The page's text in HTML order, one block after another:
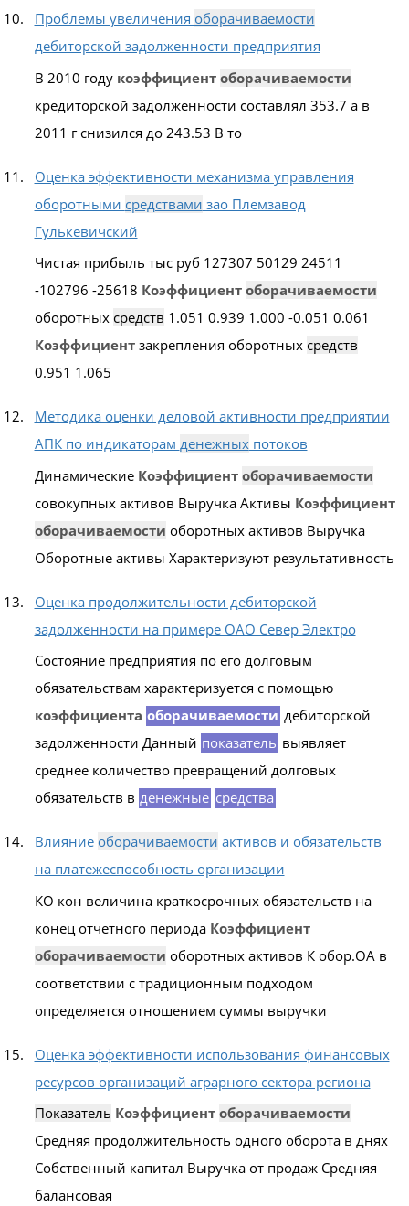
Проблемы увеличения оборачиваемости
дебиторской задолженности предприятия
В 2010 году коэффициент оборачиваемости
кредиторской задолженности составлял 353.7 а в
2011 г снизился до 243.53 В то
Оценка эффективности механизма управления
оборотными средствами зао Племзавод
Гулькевичский
Чистая прибыль тыс руб 127307 50129 24511
-102796 -25618 Коэффициент оборачиваемости
оборотных средств 1.051 0.939 1.000 -0.051 0.061
Коэффициентзакрепления оборотных средств
0.951 1.065
Методика оценки деловой активности предприятии
АПК по индикаторам денежныхпотоков
Динамические Коэффициент оборачиваемости
совокупных активов Выручка Активы Коэффициент
оборачиваемости оборотных активов Выручка
Оборотные активы Характеризуют результативность
Оценка продолжительности дебиторской
задолженности на примере ОАО Север Электро
Состояние предприятия по его долговым
обязательствам характеризуется с помощью
коэффициента оборачиваемости дебиторской
задолженности Данный показатель выявляет
среднее количество превращений долговых
обязательств в денежные средства
Влияние оборачиваемости активов и обязательств
на платежеспособность организации
КО кон величина краткосрочных обязательств на
конец отчетного периода Коэффициент
оборачиваемости оборотных активов К обор.ОА в
соответствии с традиционным подходом
определяется отношением суммы выручки
Оценка эффективности использования финансовых
ресурсов организаций аграрного сектора региона
Показатель Коэффициент оборачиваемости
Средняя продолжительность одного оборота в днях
Собственный капитал Выручка от продаж Средняя
балансовая